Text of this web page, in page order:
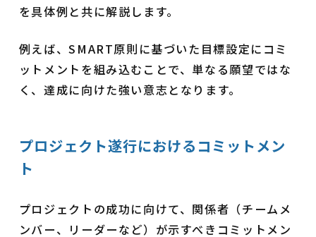
を具体例と共に解説します。
例えば、SMART原則に基づいた目標設定にコミ
ットメントを組み込むことで、単なる願望ではな
く、達成に向けた強い意志となります。
プロジェクト遂行におけるコミットメン
ト
プロジェクトの成功に向けて、関係者（チームメ
ンバー、リーダーなど）が示すべきコミットメン